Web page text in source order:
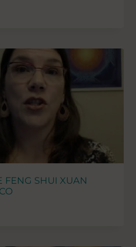
FENG SHUI XUAN